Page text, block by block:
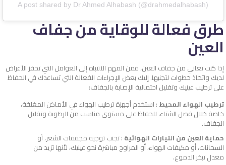
A post shared by Dr Ahmed Alhabash (@drahmedalhabash)
طرق فعالة للوقاية من جفاف
العين
إذا كنت تعاني من جفاف العين، فمن المهم الانتباه إلى العوامل التي تحفز الأعراض
لديك واتخاذ خطوات لتجنبها. إليك بعض الإجراءات الفعالة التي تساعدك في الحفاظ
على ترطيب عينيك وتقليل احتمالية الإصابة بالجفاف:
ترطيب الهواء المحيط : استخدم أجهزة ترطيب الهواء في الأماكن المغلقة،
خاصة خلال فصل الشتاء، للحفاظ على مستوى مناسب من الرطوبة وتقليل
الجفاف.
حماية العين من التيارات الهوائية : تجنب توجيه مجففات الشعر، أو
السخانات، أو مكيفات الهواء، أو المراوح مباشرة نحو عينيك، لأنها تزيد من
معدل تبخر الدموع.